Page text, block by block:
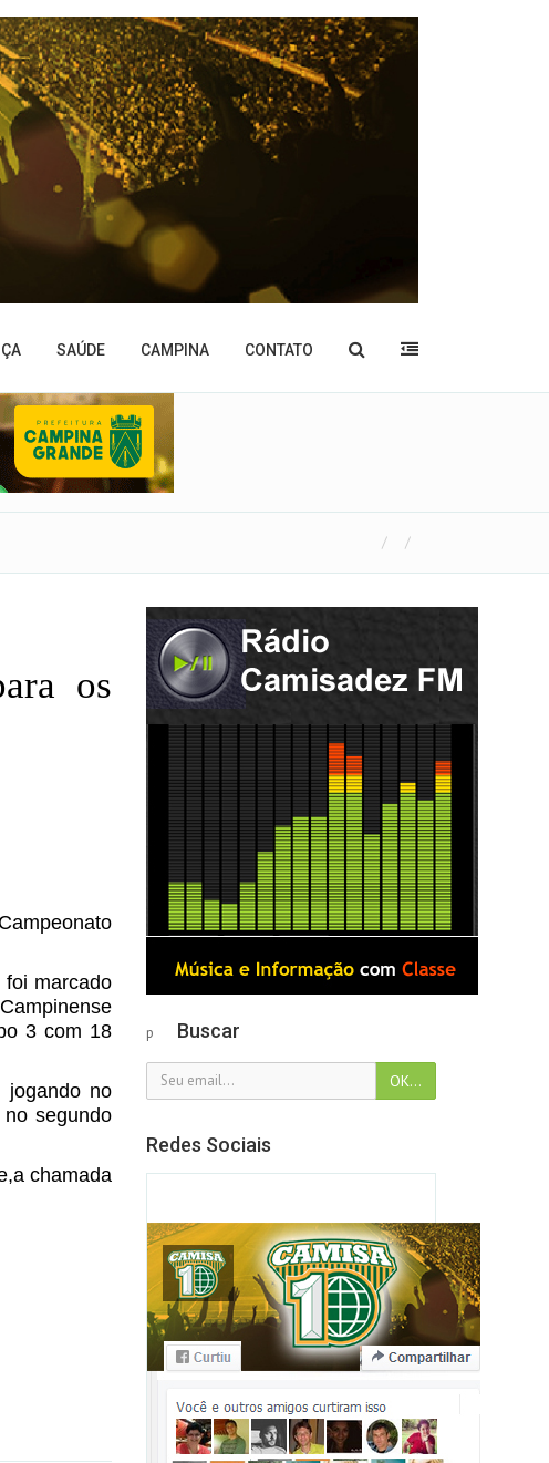
SAÚDE CAMPINA CONTATO
os
marcado
3 com 18
jogando no
segundo
chamada
p Buscar
Redes Sociais